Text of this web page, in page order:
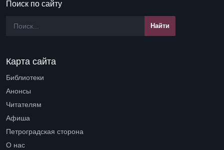
Поиск по сайту
Карта сайта
Библиотеки
Анонсы
Читателям
Афиша
Петроградская сторона
О нас